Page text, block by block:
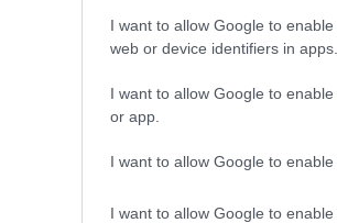
I want to allow Google to
web or device identifiers in apps.
I want to allow Google to
or app.
I want to allow Google to
I want to allow Google to